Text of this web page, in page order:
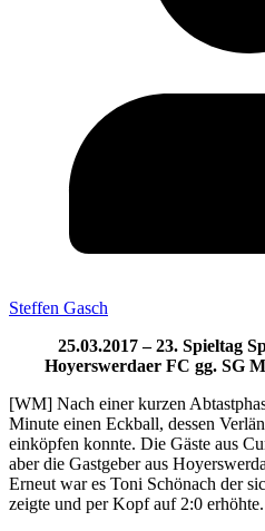
Steffen Gasch
25.03.2017 – 23. Spieltag
Hoyerswerdaer FC gg. SG
[WM] Nach einer kurzen
Minute einen Eckball, dessen
einköpfen konnte. Die Gäste aus
aber die Gastgeber aus
Erneut war es Toni Schönach der
zeigte und per Kopf auf 2:0 erhöhte.